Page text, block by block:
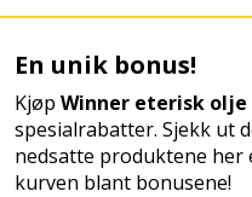
En unik bonus!
Kjøp Winner eterisk olje
spesialrabatter. Sjekk ut
nedsatte produktene her
kurven blant bonusene!